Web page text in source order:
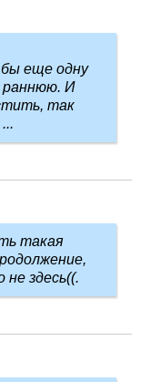
еще одну
раннюю. И
так
такая
здесь((.